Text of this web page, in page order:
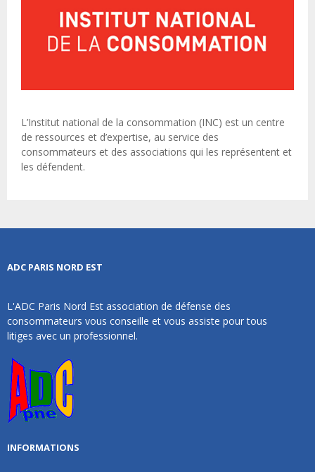
L’Institut national de la consommation (INC) est un centre
de ressources et d’expertise, au service des
consommateurs et des associations qui les représentent et
les défendent.
ADC PARIS NORD EST
L'ADC Paris Nord Est association de défense des
consommateurs vous conseille et vous assiste pour tous
litiges avec un professionnel.
INFORMATIONS